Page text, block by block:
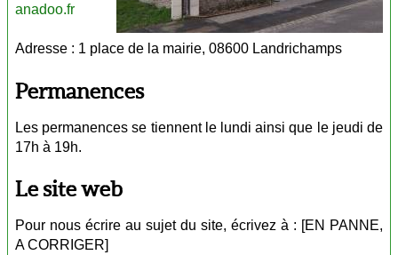
anadoo.fr
Adresse : 1 place de la mairie, 08600 Landrichamps
Permanences
Les permanences se tiennent le lundi ainsi que le jeudi de
17h à 19h.
Le site web
Pour nous écrire au sujet du site, écrivez à : [EN PANNE,
A CORRIGER]